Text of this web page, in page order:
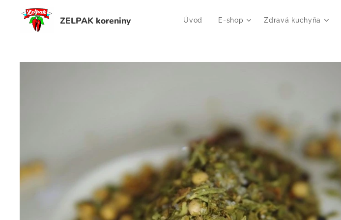
ZELPAK koreniny Úvod E-shop Zdravá kuchyňa